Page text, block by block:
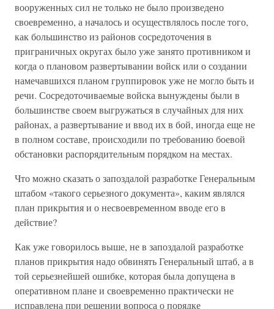
вооруженных сил не только не было произведено
своевременно, а началось и осуществлялось после того,
как большинство из районов сосредоточения в
приграничных округах было уже занято противником и
когда о плановом развертывании войск или о создании
намечавшихся планом группировок уже не могло быть и
речи. Сосредоточиваемые войска вынуждены были в
большинстве своем выгружаться в случайных для них
районах, а развертывание и ввод их в бой, иногда еще не
в полном составе, происходили по требованию боевой
обстановки распорядительным порядком на местах.
Что можно сказать о запоздалой разработке Генеральным
штабом «такого серьезного документа», каким являлся
план прикрытия и о несвоевременном вводе его в
действие?
Как уже говорилось выше, не в запоздалой разработке
планов прикрытия надо обвинять Генеральный штаб, а в
той серьезнейшей ошибке, которая была допущена в
оперативном плане и своевременно практически не
исправлена при решении вопроса о порядке